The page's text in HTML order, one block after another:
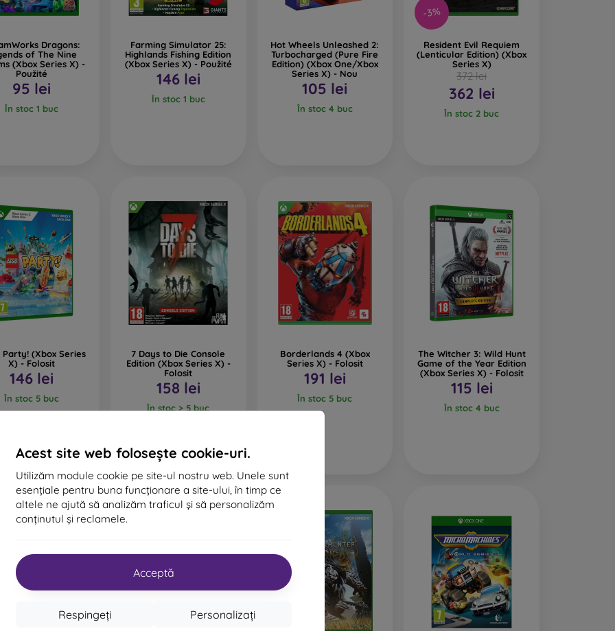
Acest site web folosește cookie-uri.
Utilizăm module cookie pe site-ul nostru web. Unele sunt
esențiale pentru buna funcționare a site-ului, în timp ce
altele ne ajută să analizăm traficul și să personalizăm
conținutul și reclamele.
Acceptă
Personalizați
Respingeți
Dragons:
of The Nine
(Xbox Series X) -
Použité
95 lei
În stoc 1 buc
Farming Simulator 25:
Highlands Fishing Edition
(Xbox Series X) - Použité
146 lei
În stoc 1 buc
Hot Wheels Unleashed 2:
Turbocharged (Pure Fire
Edition) (Xbox One/Xbox
Series X) - Nou
105 lei
În stoc 4 buc
-3%
Resident Evil Requiem
(Lenticular Edition) (Xbox
Series X)
372 lei
362 lei
În stoc 2 buc
Party! (Xbox Series
X) - Folosit
146 lei
În stoc 5 buc
7 Days to Die Console
Edition (Xbox Series X) -
Folosit
158 lei
În stoc > 5 buc
Borderlands 4 (Xbox
Series X) - Folosit
191 lei
În stoc 5 buc
The Witcher 3: Wild Hunt
Game of the Year Edition
(Xbox Series X) - Folosit
115 lei
În stoc 4 buc